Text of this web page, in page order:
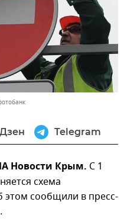
Дзен Telegram
Новости Крым. С 1
схема
этом сообщили в пресс-